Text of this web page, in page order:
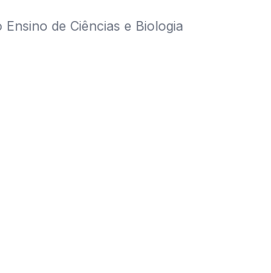
de Ciências e Biologia